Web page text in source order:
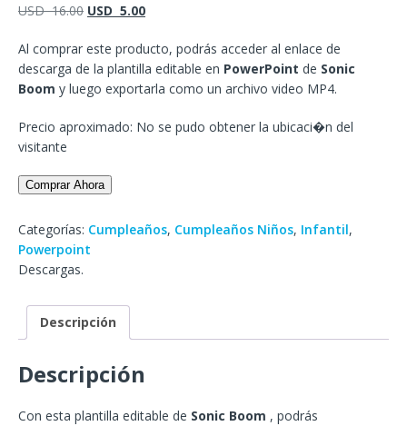
USD16.00 USD 5.00
Al comprar este producto, podrás acceder al enlace de
descarga de la plantilla editable en PowerPoint de Sonic
Boom y luego exportarla como un archivo video MP4.
Precio aproximado: No se pudo obtener la ubicaci�n del
visitante
Comprar Ahora
Categorías: Cumpleaños, Cumpleaños Niños, Infantil,
Powerpoint
Descargas.
Descripción
Descripción
Con esta plantilla editable de Sonic Boom , podrás